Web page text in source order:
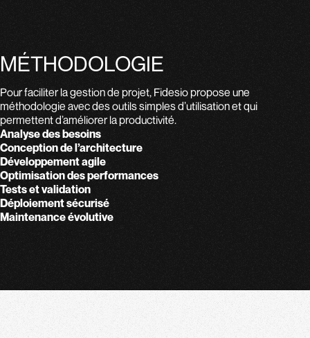
MÉTHODOLOGIE
Pour faciliter la gestion de projet, Fidesio propose une
méthodologie avec des outils simples d’utilisation et qui
permettent d’améliorer la productivité.
Analyse des besoins
Conception de l’architecture
Développement agile
Optimisation des performances
Tests et validation
Déploiement sécurisé
Maintenance évolutive